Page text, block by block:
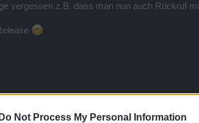
Do Not Process My Personal Information
vergessen z.B. dass man nun auch Rückruf